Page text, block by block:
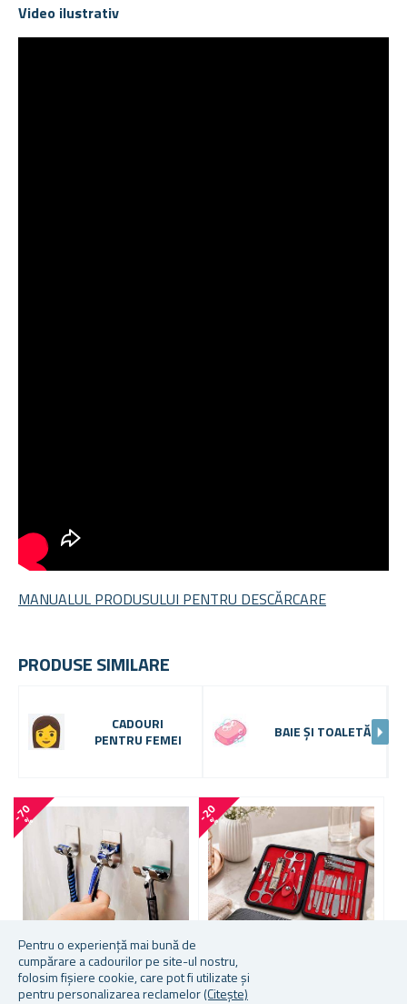
Pentru o experiență mai bună de
cumpărare a cadourilor pe site-ul nostru,
folosim fișiere cookie, care pot fi utilizate și
pentru personalizarea reclamelor(Citește)
Video ilustrativ
MANUALUL PRODUSULUI PENTRU DESCĂRCARE
PRODUSE SIMILARE
CADOURI
PENTRU FEMEI
BAIE ȘI TOALETĂ
-
7
0
% -
2
0
%